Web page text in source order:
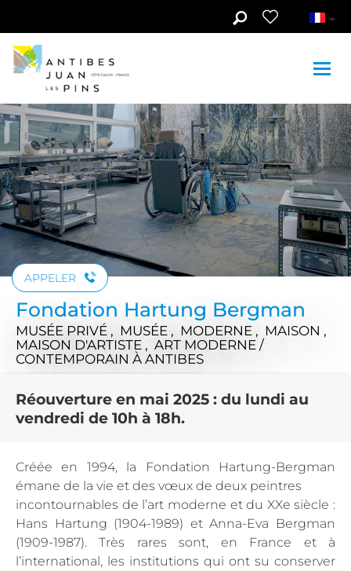
Voir les photos (4)
APPELER
Fondation Hartung Bergman
MUSÉE PRIVÉ , MUSÉE , MODERNE , MAISON ,
MAISON D'ARTISTE , ART MODERNE /
CONTEMPORAIN À ANTIBES
Réouverture en mai 2025 : du lundi au
vendredi de 10h à 18h.
Créée en 1994, la Fondation Hartung-Bergman
émane de la vie et des vœux de deux peintres
incontournables de l’art moderne et du XXe siècle :
Hans Hartung (1904-1989) et Anna-Eva Bergman
(1909-1987). Très rares sont, en France et à
l’international, les institutions qui ont su conserver